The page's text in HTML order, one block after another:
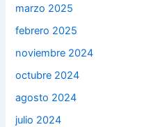
marzo 2025
febrero 2025
noviembre 2024
octubre 2024
agosto 2024
julio 2024